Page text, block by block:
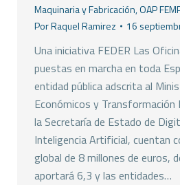
Maquinaria y Fabricación,OAP
PorRaquel Ramirez 16
Una iniciativa FEDER Las
puestas en marcha en toda
entidad pública adscrita al
Económicos y
la Secretaría de Estado de
Inteligencia Artificial, cuentan
global de 8 millones de euros,
aportará 6,3 y las entidades…